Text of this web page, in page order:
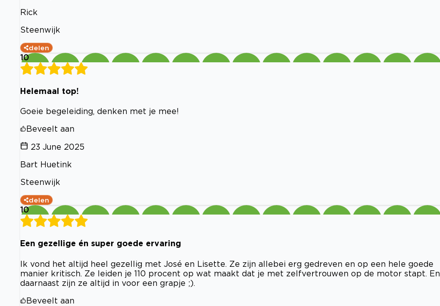
Rick
Steenwijk
delen
10
Helemaal top!
Goeie begeleiding, denken met je mee!
Beveelt aan
23 June 2025
Bart Huetink
Steenwijk
delen
10
Een gezellige én super goede ervaring
Ik vond het altijd heel gezellig met José en Lisette. Ze zijn allebei erg gedreven en op een hele goede
manier kritisch. Ze leiden je 110 procent op wat maakt dat je met zelfvertrouwen op de motor stapt. En
daarnaast zijn ze altijd in voor een grapje ;).
Beveelt aan